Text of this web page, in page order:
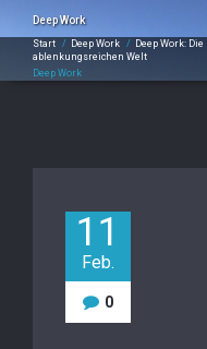
Deep Work
Start / Deep Work / Deep Work:
ablenkungsreichen Welt
Deep Work
11
Feb.
0